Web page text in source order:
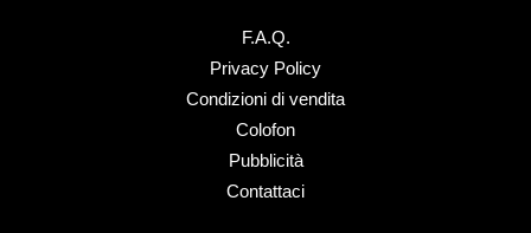
F.A.Q.
Privacy Policy
Condizioni di vendita
Colofon
Pubblicità
Contattaci